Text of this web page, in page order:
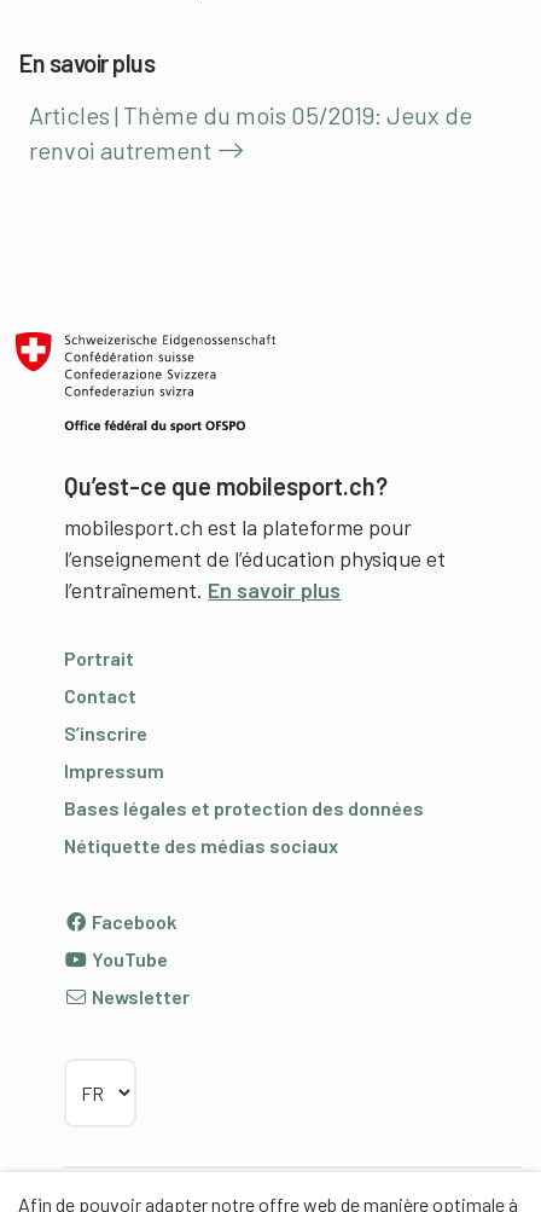
Afin de pouvoir adapter notre offre web de manière optimale à
En savoir plus
Articles | Thème du mois 05/2019: Jeux de
renvoi autrement
Qu’est-ce que mobilesport.ch?
mobilesport.ch est la plateforme pour
l’enseignement de l’éducation physique et
l’entraînement. En savoir plus
Portrait
Contact
S’inscrire
Impressum
Bases légales et protection des données
Nétiquette des médias sociaux
Facebook
YouTube
Newsletter